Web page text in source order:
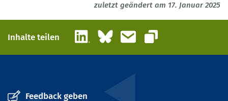
zuletzt geändert am 17. Januar 2025
Inhalte teilen LinkedInBlueskyE-Mail
Link kopieren
Feedback geben